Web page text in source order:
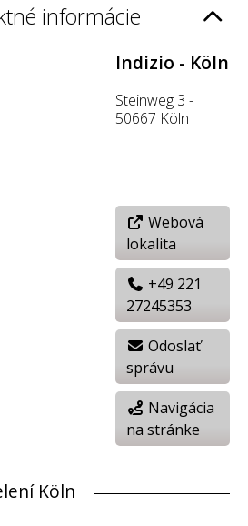
informácie
Indizio - Köln
Steinweg 3 -
50667 Köln
Webová
lokalita
+49 221
27245353
Odoslať
správu
Navigácia
na stránke
Köln